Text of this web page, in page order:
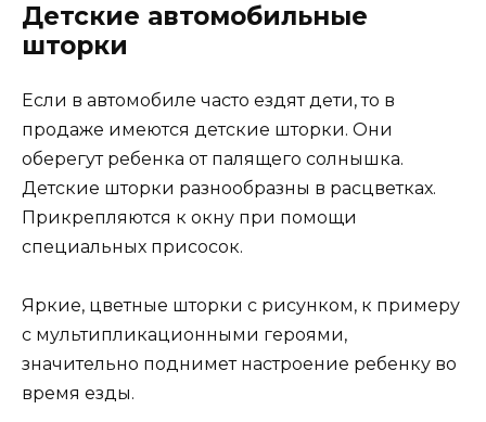
Детские автомобильные
шторки
Если в автомобиле часто ездят дети, то в
продаже имеются детские шторки. Они
оберегут ребенка от палящего солнышка.
Детские шторки разнообразны в расцветках.
Прикрепляются к окну при помощи
специальных присосок.
Яркие, цветные шторки с рисунком, к примеру
с мультипликационными героями,
значительно поднимет настроение ребенку во
время езды.